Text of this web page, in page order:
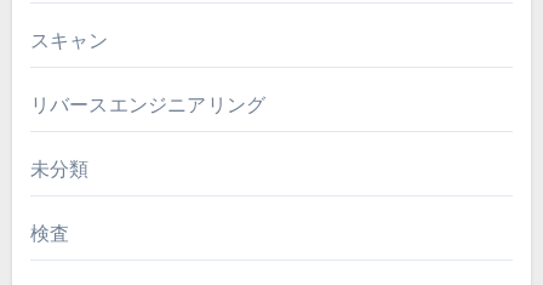
スキャン
リバースエンジニアリング
未分類
検査